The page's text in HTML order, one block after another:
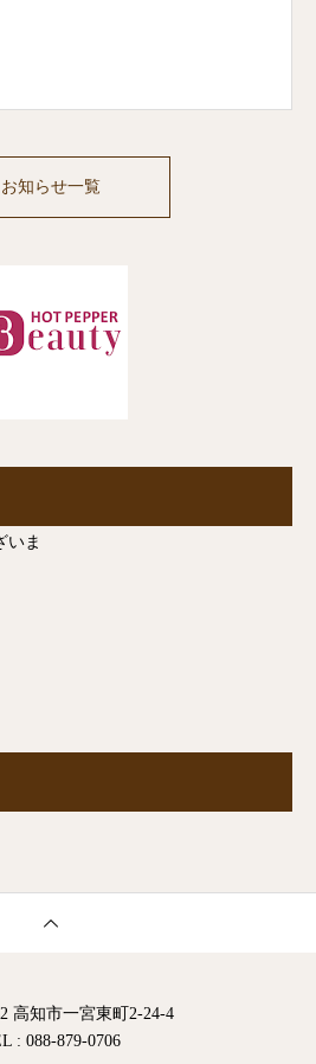
お知らせ一覧
いま
高知市一宮東町2-24-4
: 088-879-0706